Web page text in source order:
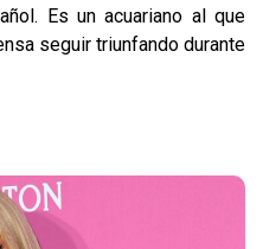
Es un acuariano al que
seguir triunfando durante